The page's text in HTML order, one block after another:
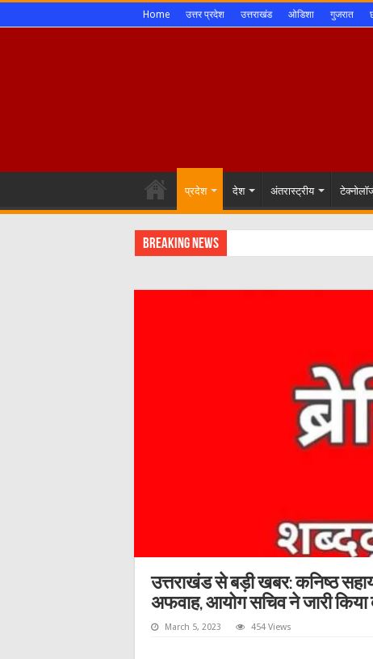
Home उत्तर प्रदेश उत्तराखंड ओडिशा गुजरात
प्रदेश देश अंतरास्ट्रीय
Breaking News
उत्तराखंड से बड़ी खबर: कनिष्ठ
अफवाह, आयोग सचिव ने जारी किया
March 5, 2023 454 Views